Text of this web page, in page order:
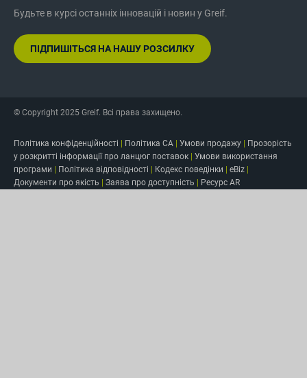
Будьте в курсі останніх інновацій і новин у Greif.
ПІДПИШІТЬСЯ НА НАШУ РОЗСИЛКУ
© Copyright 2025 Greif. Всі права захищено.
Політика конфіденційності Політика CA Умови продажу
Прозорість
у розкритті інформації про ланцюг поставок
Умови використання
програми
Політика відповідності Кодекс поведінки eBiz
Документи про якість
Заява про доступність Ресурс AR